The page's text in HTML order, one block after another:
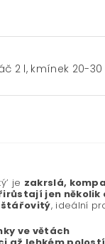
2 l, kmínek 20-
je zakrslá,
jen několik
, ideální
ve větách